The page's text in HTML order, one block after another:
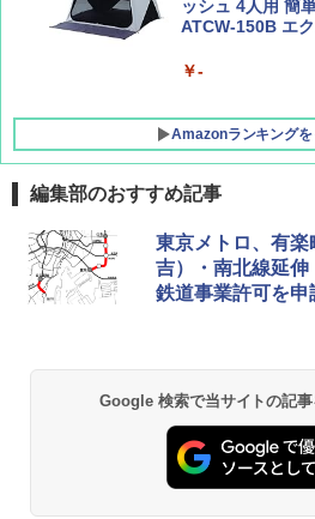
ッシュ 4人用 簡
ATCW-150B エ
￥-
Amazonランキングを
GRANDOOR ス
026リニューアル
コンパクト 保冷
-08EX カーキ ソ
レーム ドーム型
￥14,800
編集部のおすすめ記事
東京メトロ、有
吉）・南北線延
鉄道事業許可を申
Google 検索で当サイトの記